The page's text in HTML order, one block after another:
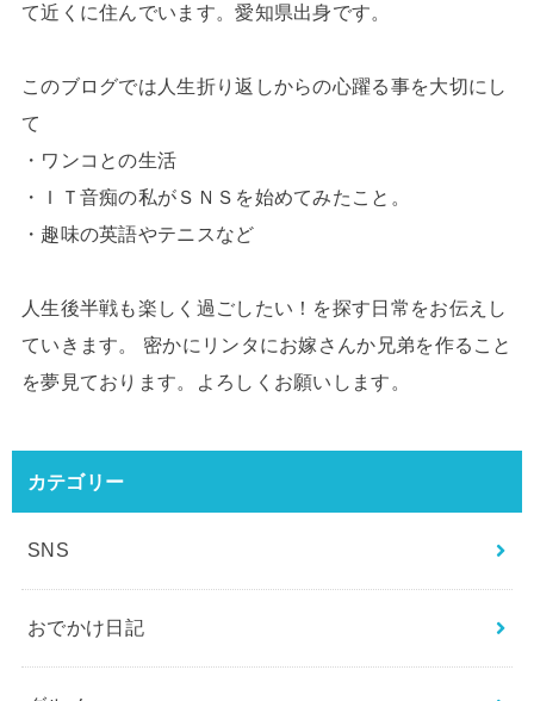
て近くに住んでいます。愛知県出身です。
このブログでは人生折り返しからの心躍る事を大切にし
て
・ワンコとの生活
・ＩＴ音痴の私がＳＮＳを始めてみたこと。
・趣味の英語やテニスなど
人生後半戦も楽しく過ごしたい！を探す日常をお伝えし
ていきます。 密かにリンタにお嫁さんか兄弟を作ること
を夢見ております。よろしくお願いします。
カテゴリー
SNS
おでかけ日記